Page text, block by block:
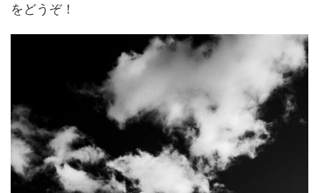
をどうぞ！